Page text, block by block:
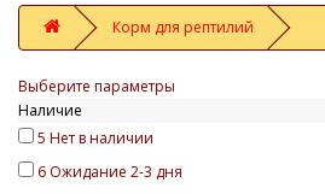
Корм для рептилий
Выберите параметры
Наличие
5 Нет в наличии
6 Ожидание 2-3 дня